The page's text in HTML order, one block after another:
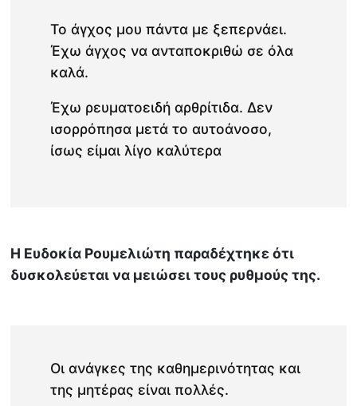
Το άγχος μου πάντα με ξεπερνάει.
Έχω άγχος να ανταποκριθώ σε όλα
καλά.
Έχω ρευματοειδή αρθρίτιδα. Δεν
ισορρόπησα μετά το αυτοάνοσο,
ίσως είμαι λίγο καλύτερα
Η Ευδοκία Ρουμελιώτη παραδέχτηκε ότι
δυσκολεύεται να μειώσει τους ρυθμούς της.
Οι ανάγκες της καθημερινότητας και
της μητέρας είναι πολλές.